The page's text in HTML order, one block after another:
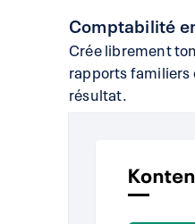
Comptabilité
Crée librement
rapports familiers
résultat.